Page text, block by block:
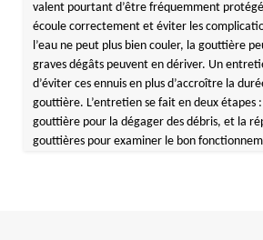
valent pourtant d’être fréquemment
écoule correctement et éviter les
l’eau ne peut plus bien couler, la gouttière
graves dégâts peuvent en dériver. Un
d’éviter ces ennuis en plus d’accroître la
gouttière. L’entretien se fait en deux étapes
gouttière pour la dégager des débris, et la
gouttières pour examiner le bon